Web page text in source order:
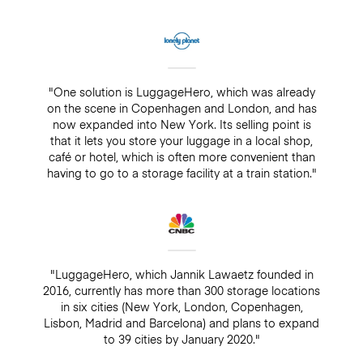
"One solution is LuggageHero, which was already
on the scene in Copenhagen and London, and has
now expanded into New York. Its selling point is
that it lets you store your luggage in a local shop,
café or hotel, which is often more convenient than
having to go to a storage facility at a train station."
"LuggageHero, which Jannik Lawaetz founded in
2016, currently has more than 300 storage locations
in six cities (New York, London, Copenhagen,
Lisbon, Madrid and Barcelona) and plans to expand
to 39 cities by January 2020."